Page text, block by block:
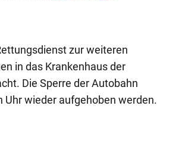
zur weiteren
in das Krankenhaus der
Die Sperre der Autobahn
Uhr wieder aufgehoben werden.